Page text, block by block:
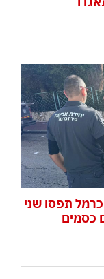
תפסו שני
כסמים